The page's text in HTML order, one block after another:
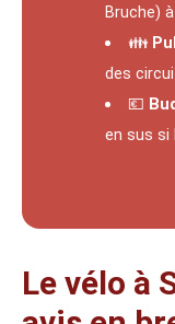
Bruche)
👪
des
💶
en sus si
Le vélo à